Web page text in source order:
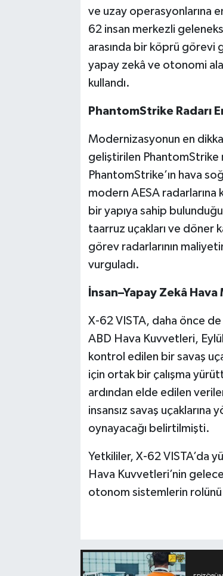
ve uzay operasyonlarına
62 insan merkezli
arasında bir köprü görevi
yapay zekâ ve otonomi
kullandı.
PhantomStrike Radarı
Modernizasyonun en
geliştirilen PhantomStrike
PhantomStrike’ın hava
modern AESA radarlarına
bir yapıya sahip
taarruz uçakları ve döner
görev radarlarının
vurguladı.
İnsan–Yapay Zekâ
X-62 VISTA, daha önce
ABD Hava Kuvvetleri,
kontrol edilen bir savaş
için ortak bir çalışma
ardından elde edilen
insansız savaş
oynayacağı belirtilmişti.
Yetkililer, X-62 VISTA’da
Hava Kuvvetleri’nin
otonom sistemlerin rolünü